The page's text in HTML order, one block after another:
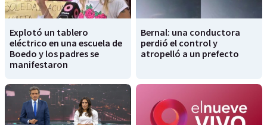
Explotó un tablero
eléctrico en una escuela de
Boedo y los padres se
manifestaron
Bernal: una conductora
perdió el control y
atropelló a un prefecto